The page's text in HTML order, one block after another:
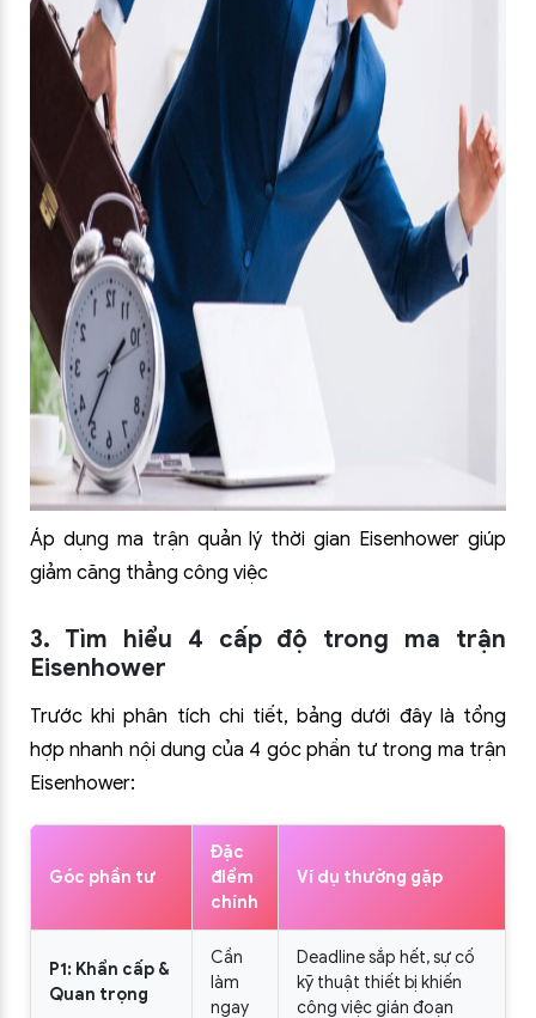
Áp dụng ma trận quản lý thời gian Eisenhower giúp
giảm căng thẳng công việc
3. Tìm hiểu 4 cấp độ trong ma trận
Eisenhower
Trước khi phân tích chi tiết, bảng dưới đây là tổng
hợp nhanh nội dung của 4 góc phần tư trong ma trận
Eisenhower:
Góc phần tư
Đặc
điểm
chính
Ví dụ thường gặp
P1: Khẩn cấp &
Quan trọng
Cần
làm
ngay
Deadline sắp hết, sự cố
kỹ thuật thiết bị khiến
công việc gián đoạn